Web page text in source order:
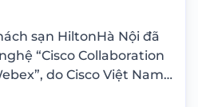
sạn HiltonHà Nội đã
“Cisco Collaboration
do Cisco Việt Nam